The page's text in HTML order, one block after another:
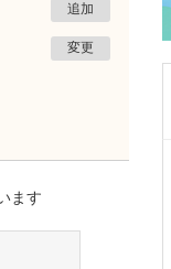
追加
変更
ます